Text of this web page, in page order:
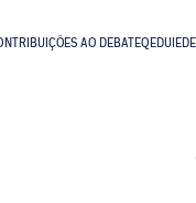
AO DEBATEQEDU